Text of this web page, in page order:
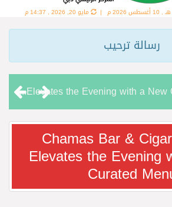
10 أغسطس 2026 م | مايو 20, 2026 , 14:37 م
رسالة ترحيب
Chamas Bar & Cigar Lounge Elevates the Evening with a New Curated Menu
“شاماس” يقدّم تجربة مسائية راقية مع قائمة جديدة مستوحاة من النكهات البرازيلية
ال بخيت يغادر المستشفى
Chamas Bar &
Elevates the Evening
Curated